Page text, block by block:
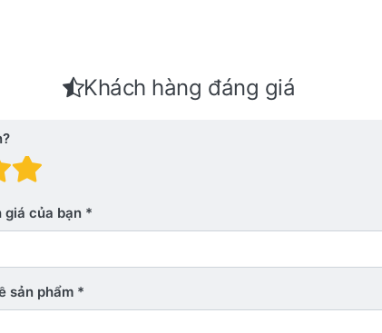
Khách hàng đáng giá
Đánh giá: 4 trên 5 sao.
giá: 3 trên 5 sao.
giá: 2 trên 5 sao.
1 trên 5 sao. Xấu
giá của bạn
sản phẩm